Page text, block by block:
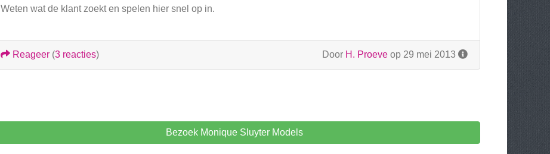
Weten wat de klant zoekt en spelen hier snel op in.
Door H. Proeve op 29 mei 2013
Reageer (3 reacties)
Bezoek Monique Sluyter Models